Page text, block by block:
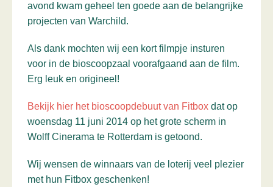
avond kwam geheel ten goede aan de belangrijke
projecten van Warchild.
Als dank mochten wij een kort filmpje insturen
voor in de bioscoopzaal voorafgaand aan de film.
Erg leuk en origineel!
Bekijk hier het bioscoopdebuut van Fitbox dat op
woensdag 11 juni 2014 op het grote scherm in
Wolff Cinerama te Rotterdam is getoond.
Wij wensen de winnaars van de loterij veel plezier
met hun Fitbox geschenken!